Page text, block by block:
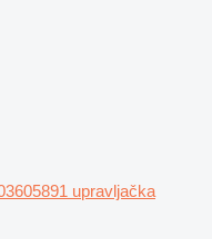
upravljačka